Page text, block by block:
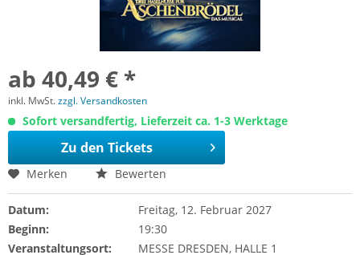
ab 40,49 € *
inkl. MwSt.zzgl. Versandkosten
Sofort versandfertig, Lieferzeit ca. 1-3 Werktage
Zu den Tickets
Merken Bewerten
Datum:
Freitag, 12. Februar 2027
Beginn:
19:30
Veranstaltungsort:
MESSE DRESDEN, HALLE 1